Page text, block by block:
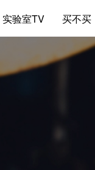
实验室TV 买不买